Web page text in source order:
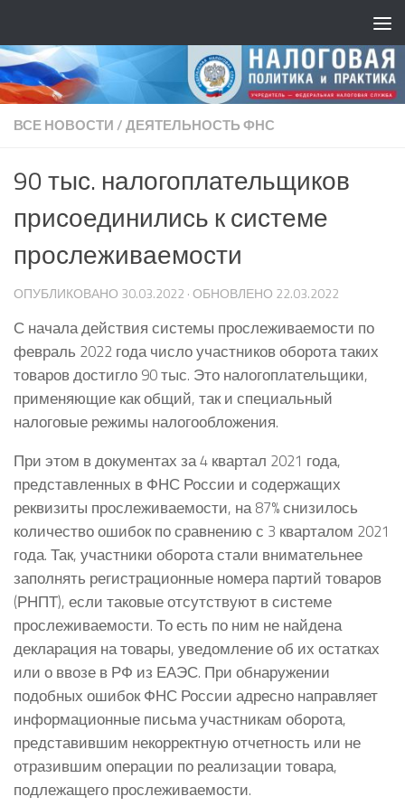
ВСЕ НОВОСТИ/ДЕЯТЕЛЬНОСТЬ ФНС
90 тыс. налогоплательщиков
присоединились к системе
прослеживаемости
ОПУБЛИКОВАНО 30.03.2022 · ОБНОВЛЕНО 22.03.2022
С начала действия системы прослеживаемости по
февраль 2022 года число участников оборота таких
товаров достигло 90 тыс. Это налогоплательщики,
применяющие как общий, так и специальный
налоговые режимы налогообложения.
При этом в документах за 4 квартал 2021 года,
представленных в ФНС России и содержащих
реквизиты прослеживаемости, на 87% снизилось
количество ошибок по сравнению с 3 кварталом 2021
года. Так, участники оборота стали внимательнее
заполнять регистрационные номера партий товаров
(РНПТ), если таковые отсутствуют в системе
прослеживаемости. То есть по ним не найдена
декларация на товары, уведомление об их остатках
или о ввозе в РФ из ЕАЭС. При обнаружении
подобных ошибок ФНС России адресно направляет
информационные письма участникам оборота,
представившим некорректную отчетность или не
отразившим операции по реализации товара,
подлежащего прослеживаемости.